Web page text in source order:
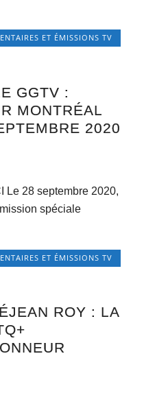
ET ÉMISSIONS TV
GGTV :
MONTRÉAL
2020
Le 28 septembre 2020,
spéciale
ET ÉMISSIONS TV
ROY : LA